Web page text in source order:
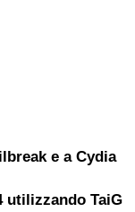
e a Cydia
utilizzando TaiG